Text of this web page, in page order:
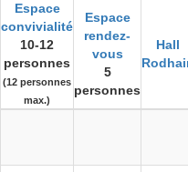
Espace
convivialité
10-12
personnes
(12 personnes
max.)
Espace
rendez-
vous
5
personnes
Hall